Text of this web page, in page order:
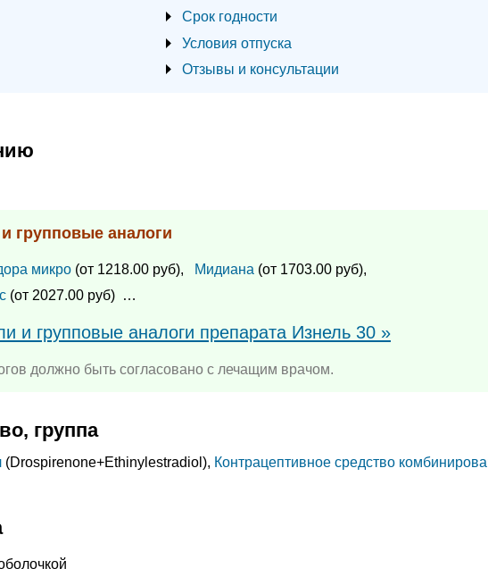
Срок годности
Условия отпуска
Отзывы и консультации
групповые аналоги
микро(от 1218.00 руб), Мидиана (от 1703.00 руб),
(от 2027.00 руб) …
и групповые аналоги препарата Изнель 30 »
должно быть согласовано с лечащим врачом.
группа
(Drospirenone+Ethinylestradiol), Контрацептивное средство